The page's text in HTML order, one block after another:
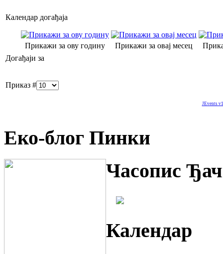
Календар догађаја
Прикажи за ову годину Прикажи за овај месец
Догађаји за
Приказ #
JEvents
Еко-блог Пинки
Часопис
Календар